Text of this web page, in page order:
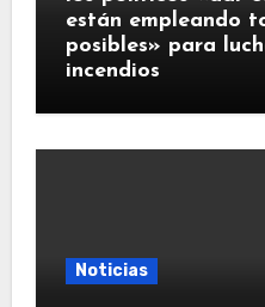
están empleando
posibles» para
incendios
Noticias